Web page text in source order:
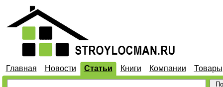
Главная Новости Статьи Книги Компании Товары